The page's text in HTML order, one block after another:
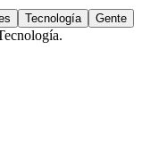
Tecnología Gente
.